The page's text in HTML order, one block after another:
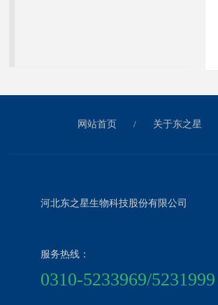
网站首页 / 关于东之星
河北东之星生物科技股份有限公司
服务热线：
0310-5233969/5231999